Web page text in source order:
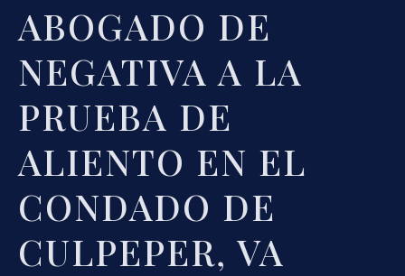
ABOGADO DE
NEGATIVA A LA
PRUEBA DE
ALIENTO EN EL
CONDADO DE
CULPEPER, VA